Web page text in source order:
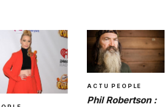
ACTU PEOPLE
Phil Robertson :